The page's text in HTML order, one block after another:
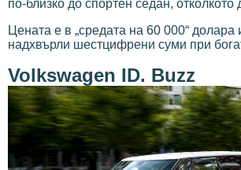
по-близко до спортен седан, отколкото
Цената е в „средата на 60 000“
надхвърли шестцифрени суми при
Volkswagen ID. Buzz